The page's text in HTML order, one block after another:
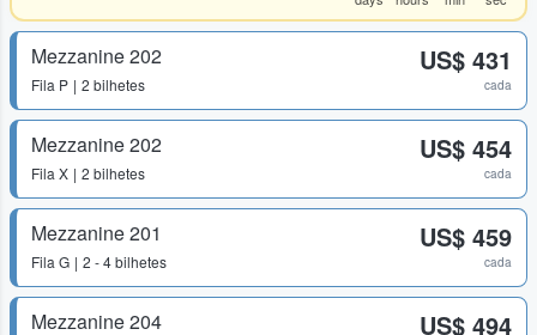
Mezzanine 202
Fila P 2 bilhetes
US$ 431
cada
Mezzanine 202
Fila X 2 bilhetes
US$ 454
cada
Mezzanine 201
Fila G 2 - 4 bilhetes
US$ 459
cada
Mezzanine 204 US$ 494